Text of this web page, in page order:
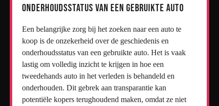
onderhoudsstatus van een gebruikte auto
Een belangrijke zorg bij het zoeken naar een auto te
koop is de onzekerheid over de geschiedenis en
onderhoudsstatus van een gebruikte auto. Het is vaak
lastig om volledig inzicht te krijgen in hoe een
tweedehands auto in het verleden is behandeld en
onderhouden. Dit gebrek aan transparantie kan
potentiële kopers terughoudend maken, omdat ze niet